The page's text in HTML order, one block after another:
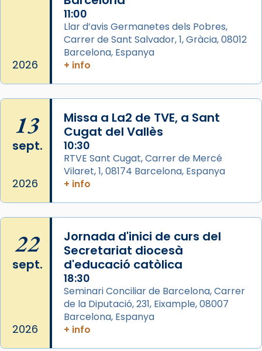
comitè organitzador de la visita apostòlica
del Sant Pare Lleó XIV a Barcelona, i als
col·laboradors, a la Catedral de Barcelona.
L’arquebisbe de Barcelona, el cardenal Joan
Josep Omella, ha presidit la missa i l’ha
concelebrat el bisbe auxiliar de Barcelona,
Mons. David Abadías.
📸 Dr. G. Simón
View on Facebook · Share
Arquebisbat de Barcelona
Memòria de les santes Juliana i
Semproniana, verges i màrtirs.
Acompanyant la història de sant Cugat, a
partir de l’Edat Mitjana sorgeix la tradició
que les santes Juliana (“relatiu a Júlia”) i
Semproniana (“relatiu a Semprònia =
eterna”) són deixebles seves. I l’any 1667, el
frare Joan Gaspar Roig, afirma en una obra
2026
11:00
Llar d’avis Germanetes dels Pobres,
Carrer de Sant Salvador, 1, Gràcia, 08012
Barcelona, Espanya
+ info
13
sept.
2026
Missa a La2 de TVE, a Sant
Cugat del Vallès
10:30
RTVE Sant Cugat, Carrer de Mercé
Vilaret, 1, 08174 Barcelona, Espanya
+ info
22
sept.
2026
Jornada d'inici de curs del
Secretariat diocesà
d'educació catòlica
18:30
Seminari Conciliar de Barcelona, Carrer
de la Diputació, 231, Eixample, 08007
Barcelona, Espanya
+ info